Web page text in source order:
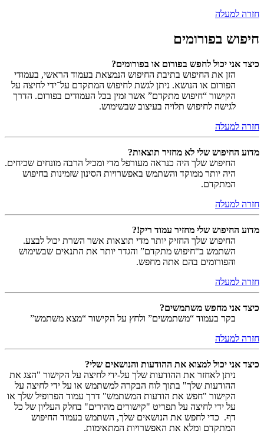
חזרה למעלה
חיפוש בפורומים
כיצד אני יכול לחפש בפורום או בפורומים?
הזן את החיפוש בתיבת החיפוש הנמצאת בעמוד הראשי, בעמודי
הפורום או הנושא. ניתן לגשת לחיפוש המתקדם על־ידי לחיצה על
הקישור “חיפוש מתקדם” אשר זמין בכל העמודים בפורום. הדרך
לגישה לחיפוש תלויה בעיצוב שבשימוש.
חזרה למעלה
מדוע החיפוש שלי לא מחזיר תוצאות?
החיפוש שלך היה כנראה מעורפל מדי ומכיל הרבה מונחים שכיחים.
היה יותר ממוקד והשתמש באפשרויות הסינון שזמינות בחיפוש
המתקדם.
חזרה למעלה
מדוע החיפוש שלי מחזיר עמוד ריק!?
החיפוש שלך החזיק יותר מדי תוצאות אשר השרת יכול לבצע.
השתמש ב“חיפוש מתקדם” והגדר יותר את התנאים שבשימוש
והפורומים בהם אתה מחפש.
חזרה למעלה
כיצד אני מחפש משתמשים?
בקר בעמוד “משתמשים” ולחץ על הקישור “מצא משתמש”
חזרה למעלה
כיצד אני יכול למצוא את ההודעות והנושאים שלי?
ניתן לאחזר את ההודעות שלך על-ידי לחיצה על הקישור "הצג את
ההודעות שלך" בתוך לוח הבקרה למשתמש או על ידי לחיצה על
הקישור "חפש את הודעות המשתמש" דרך עמוד הפרופיל שלך או
על ידי לחיצה על תפריט "קישורים מהירים" בחלק העליון של כל
דף. כדי לחפש את הנושאים שלך, השתמש בעמוד החיפוש
המתקדם ומלא את האפשרויות המתאימות.